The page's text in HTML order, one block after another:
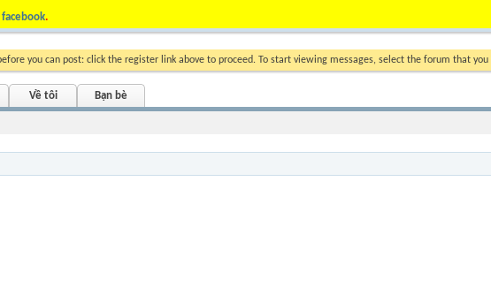
.
you can post: click the register link above to proceed. To start viewing messages, select the forum that
Về tôi Bạn bè